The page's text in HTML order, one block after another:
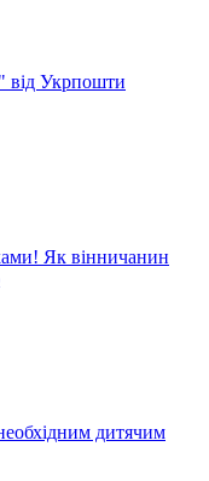
від Укрпошти
Як вінничанин
дитячим